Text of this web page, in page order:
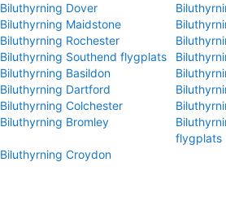
Biluthyrning Dover
Biluthyrning Maidstone
Biluthyrning Rochester
Biluthyrning Southend flygplats
Biluthyrning Basildon
Biluthyrning Dartford
Biluthyrning Colchester
Biluthyrning Bromley
flygplats
Biluthyrning Croydon